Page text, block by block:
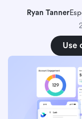
Ryan Tanner
Use